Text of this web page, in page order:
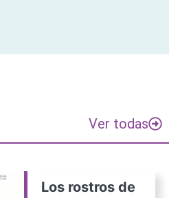
Ver todas
Los rostros de